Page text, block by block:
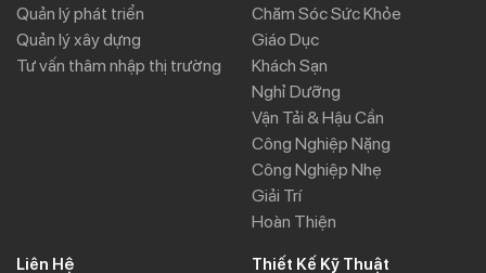
Thiết Kế Kỹ Thuật
Quản lý phát triển
Quản lý xây dựng
Tư vấn thâm nhập thị trường
Chăm Sóc Sức Khỏe
Giáo Dục
Khách Sạn
Nghỉ Dưỡng
Vận Tải & Hậu Cần
Công Nghiệp Nặng
Công Nghiệp Nhẹ
Giải Trí
Hoàn Thiện
Liên Hệ